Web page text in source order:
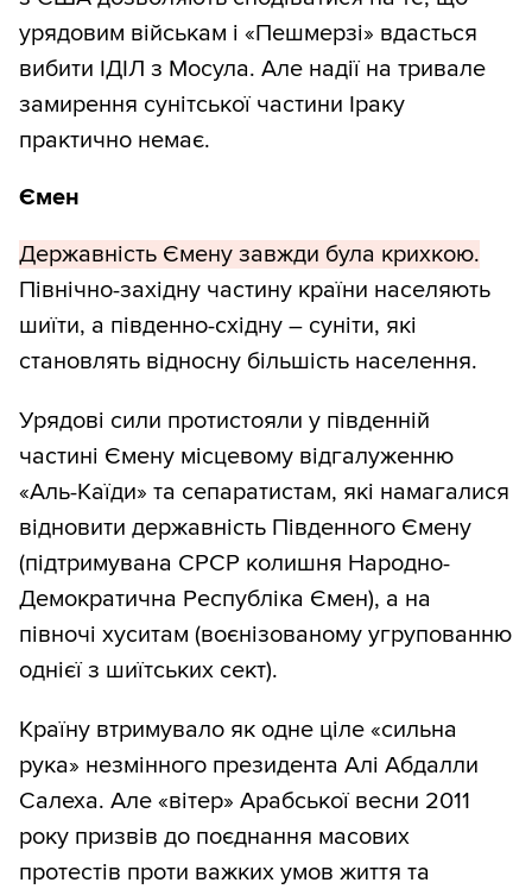
урядовим військам і «Пешмерзі» вдасться
вибити ІДІЛ з Мосула. Але надії на тривале
замирення сунітської частини Іраку
практично немає.
Ємен
Державність Ємену завжди була крихкою.
Північно-західну частину країни населяють
шиїти, а південно-східну – суніти, які
становлять відносну більшість населення.
Урядові сили протистояли у південній
частині Ємену місцевому відгалуженню
«Аль-Каїди» та сепаратистам, які намагалися
відновити державність Південного Ємену
(підтримувана СРСР колишня Народно-
Демократична Республіка Ємен), а на
півночі хуситам (воєнізованому угрупованню
однієї з шиїтських сект).
Країну втримувало як одне ціле «сильна
рука» незмінного президента Алі Абдалли
Салеха. Але «вітер» Арабської весни 2011
року призвів до поєднання масових
протестів проти важких умов життя та